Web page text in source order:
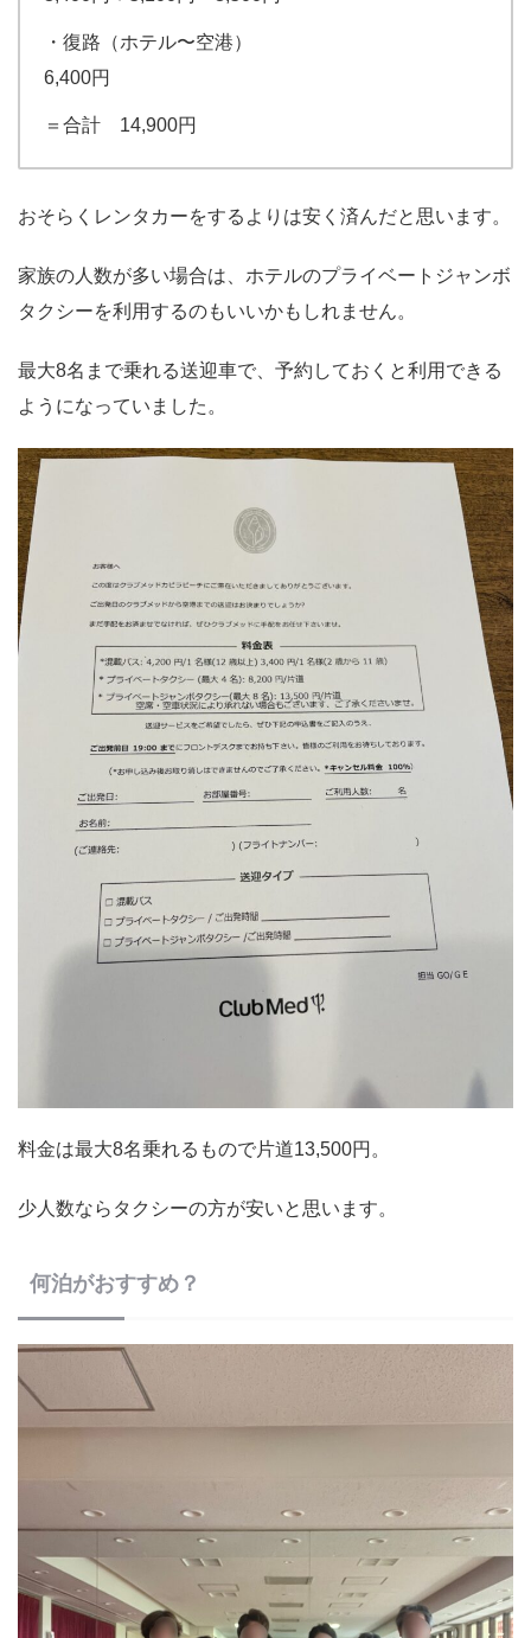
・復路（ホテル〜空港）
6,400円
＝合計 14,900円
おそらくレンタカーをするよりは安く済んだと思います。
家族の人数が多い場合は、ホテルのプライベートジャンボ
タクシーを利用するのもいいかもしれません。
最大8名まで乗れる送迎車で、予約しておくと利用できる
ようになっていました。
料金は最大8名乗れるもので片道13,500円。
少人数ならタクシーの方が安いと思います。
何泊がおすすめ？